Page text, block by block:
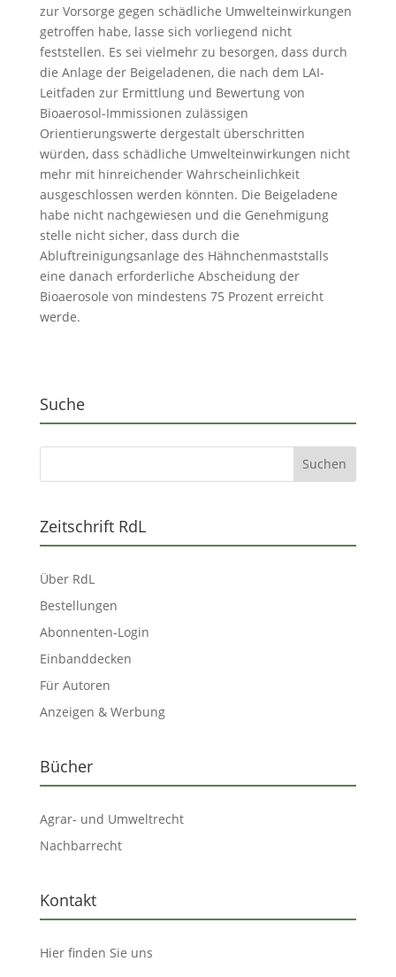
zur Vorsorge gegen schädliche Umwelteinwirkungen
getroffen habe, lasse sich vorliegend nicht
feststellen. Es sei vielmehr zu besorgen, dass durch
die Anlage der Beigeladenen, die nach dem LAI-
Leitfaden zur Ermittlung und Bewertung von
Bioaerosol-Immissionen zulässigen
Orientierungswerte dergestalt überschritten
würden, dass schädliche Umwelteinwirkungen nicht
mehr mit hinreichender Wahrscheinlichkeit
ausgeschlossen werden könnten. Die Beigeladene
habe nicht nachgewiesen und die Genehmigung
stelle nicht sicher, dass durch die
Abluftreinigungsanlage des Hähnchenmaststalls
eine danach erforderliche Abscheidung der
Bioaerosole von mindestens 75 Prozent erreicht
werde.
Suche
Zeitschrift RdL
Über RdL
Bestellungen
Abonnenten-Login
Einbanddecken
Für Autoren
Anzeigen & Werbung
Bücher
Agrar- und Umweltrecht
Nachbarrecht
Kontakt
Hier finden Sie uns